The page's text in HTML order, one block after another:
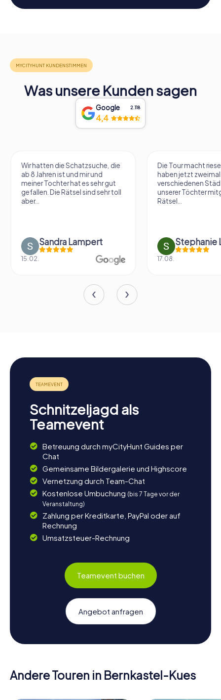
Was unsere Kunden sagen
Google 2.118
4,4
Wir hatten die Schatzsuche, die
ab 8 Jahren ist und mir und
meiner Tochter hat es sehr gut
gefallen. Die Rätsel sind sehr toll
aber...
Sandra Lampert
15.02.
Die Tour macht
haben jetzt zweimal
verschiedenen
unserer Töchter
Rätsel...
Stephanie
17.08.
Schnitzeljagd als
Teamevent
Betreuung durch myCityHunt Guides per
Chat
Gemeinsame Bildergalerie und Highscore
Vernetzung durch Team-Chat
Kostenlose Umbuchung (bis 7 Tage vor der
Veranstaltung)
Zahlung per Kreditkarte, PayPal oder auf
Rechnung
Umsatzsteuer-Rechnung
Teamevent buchen
Angebot anfragen
Andere Touren in Bernkastel-Kues